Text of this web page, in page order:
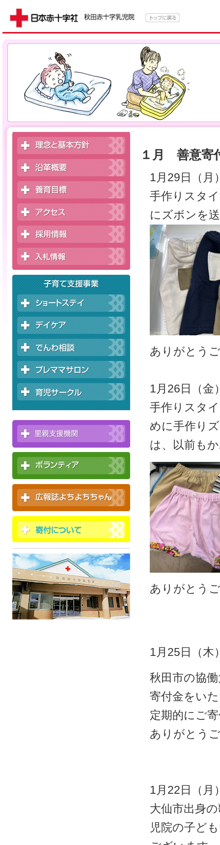
１月 善意寄
1月29日（月
手作りスタ
にズボンを
ありがとう
1月26日（金
手作りスタ
めに手作り
は、以前も
ありがとう
1月25日（木
秋田市の協
寄付金をい
定期的にご
ありがとう
1月22日（月
大仙市出身
児院の子ど